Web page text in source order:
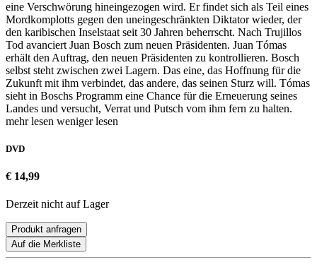
eine Verschwörung hineingezogen wird. Er findet sich als Teil eines
Mordkomplotts gegen den uneingeschränkten Diktator wieder, der
den karibischen Inselstaat seit 30 Jahren beherrscht. Nach Trujillos
Tod avanciert Juan Bosch zum neuen Präsidenten. Juan Tómas
erhält den Auftrag, den neuen Präsidenten zu kontrollieren. Bosch
selbst steht zwischen zwei Lagern. Das eine, das Hoffnung für die
Zukunft mit ihm verbindet, das andere, das seinen Sturz will. Tómas
sieht in Boschs Programm eine Chance für die Erneuerung seines
Landes und versucht, Verrat und Putsch vom ihm fern zu halten.
mehr lesen weniger lesen
DVD
€ 14,99
Derzeit nicht auf Lager
Produkt anfragen
Auf die Merkliste